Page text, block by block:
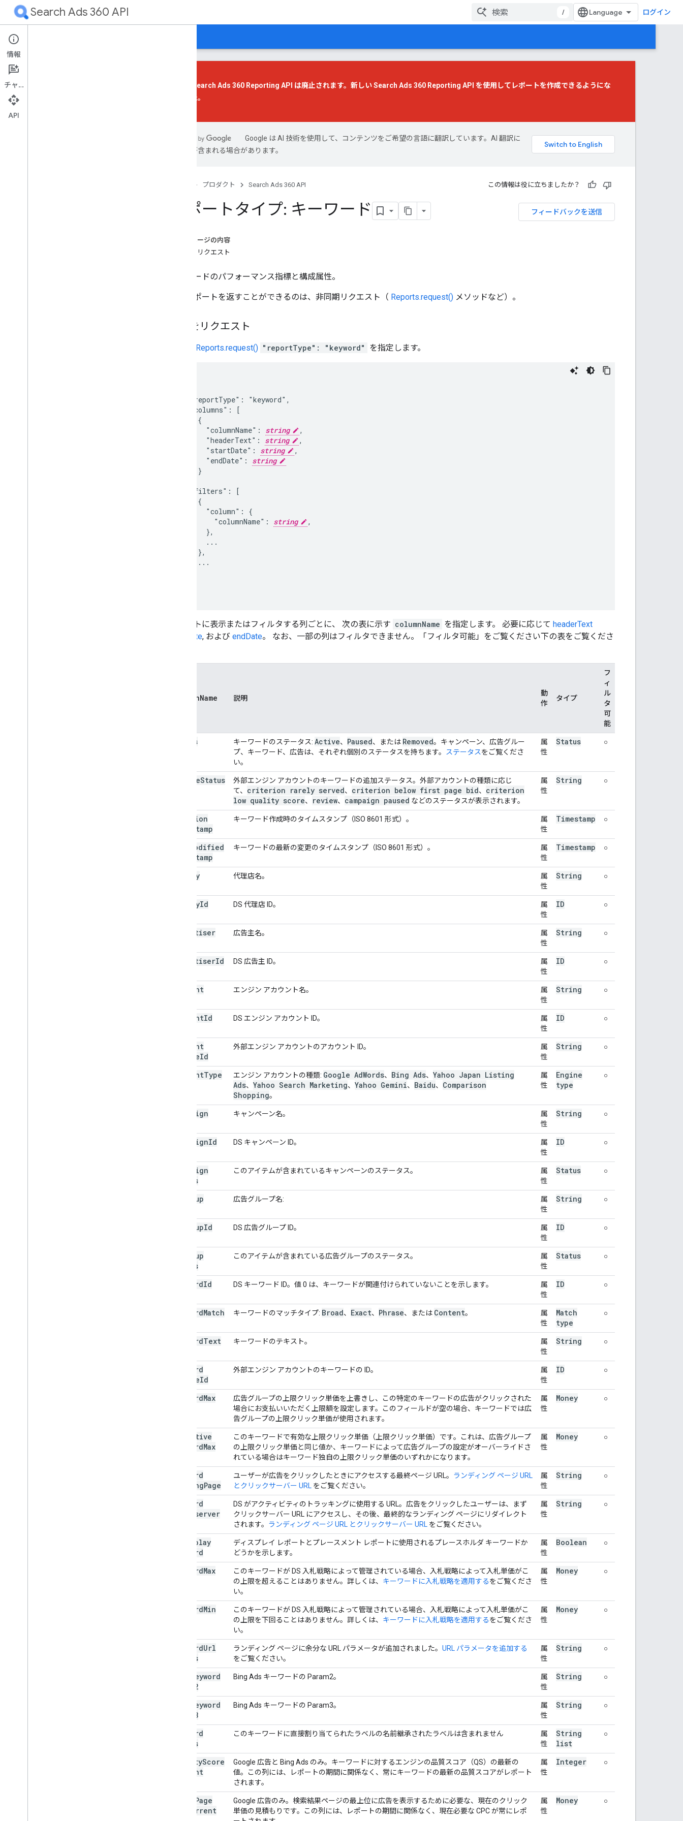
Search Ads 360 API / ログイン
概要
開始する
以前の Search Ads 360 Reporting API は廃止されます。 新しい Search Ads 360 Reporting API を使用してレポートを作成できるようにな
りました。
Google は AI 技術を使用して、コンテンツをご希望の言語に翻訳しています。AI 翻訳に
は誤りが含まれる場合があります。
プロダクト Search Ads 360 API この情報は役に立ちましたか？
フィードバックを送信
レポートタイプ: キーワード
このページの内容
抜粋をリクエスト
キーワードのパフォーマンス指標と構成属性。
このレポートを返すことができるのは、非同期リクエスト（ Reports.request() メソッドなど）。
抜粋をリクエスト
Reports.request() "reportType": "keyword" を指定します。
  "reportType": "keyword",
  "columns": [
    {
      "columnName":
string
,
      "headerText":
string
,
      "startDate":
string
,
      "endDate":
string
    }
  "filters": [
    {
      "column": {
        "columnName":
string
,
      },
      ...
    },
    ...
レポートに表示またはフィルタする列ごとに、 次の表に示す columnName を指定します。 必要に応じて headerText
startDate, および endDate。 なお、一部の列はフィルタできません。「フィルタ可能」をご覧ください下の表をご覧くださ
columnName 説明
動
作
タイプ
フ
ィ
ル
タ
可
能
status キーワードのステータス: Active、 Paused、または Removed。キャンペーン、広告グルー
プ、キーワード、広告は、それぞれ個別のステータスを持ちます。
ステータスをご覧くださ
い。
属
性
Status ○
engineStatus
外部エンジン アカウントのキーワードの追加ステータス。外部アカウントの種類に応じ
て、 criterion rarely served、 criterion below first page bid、 criterion
low quality score、 review、 campaign paused などのステータスが表示されます。
属
性
String ○
creation
Timestamp
キーワード作成時のタイムスタンプ（ISO 8601 形式）。
属
性
Timestamp ○
Modified
Timestamp
キーワードの最新の変更のタイムスタンプ（ISO 8601 形式）。
属
性
Timestamp ○
agency 代理店名。
属
性
String ○
agencyId DS 代理店 ID。
属
性
ID ○
advertiser 広告主名。
属
性
String ○
advertiserId DS 広告主 ID。
属
性
ID ○
account エンジン アカウント名。
属
性
String ○
accountId DS エンジン アカウント ID。
属
性
ID ○
account
EngineId
外部エンジン アカウントのアカウント ID。
属
性
String ○
accountType エンジン アカウントの種類: Google AdWords、 Bing Ads、 Yahoo Japan Listing
Ads、 Yahoo Search Marketing、 Yahoo Gemini、 Baidu、 Comparison
Shopping。
属
性
Engine
type
○
campaign キャンペーン名。
属
性
String ○
campaignId DS キャンペーン ID。
属
性
ID ○
campaign
Status
このアイテムが含まれているキャンペーンのステータス。
属
性
Status ○
Group 広告グループ名:
属
性
String ○
GroupId DS 広告グループ ID。
属
性
ID ○
Group
Status
このアイテムが含まれている広告グループのステータス。
属
性
Status ○
keywordId DS キーワード ID。値 0 は、キーワードが関連付けられていないことを示します。
属
性
ID ○
keywordMatch
キーワードのマッチタイプ: Broad、 Exact、 Phrase、または Content。
属
性
Match
type
○
keywordText キーワードのテキスト。
属
性
String ○
keyword
EngineId
外部エンジン アカウントのキーワードの ID。
属
性
ID ○
keywordMax
広告グループの上限クリック単価を上書きし、この特定のキーワードの広告がクリックされた
場合にお支払いいただく上限額を設定します。このフィールドが空の場合、キーワードでは広
告グループの上限クリック単価が使用されます。
属
性
Money ○
effective
KeywordMax
このキーワードで有効な上限クリック単価（上限クリック単価）です。これは、広告グループ
の上限クリック単価と同じ値か、キーワードによって広告グループの設定がオーバーライドさ
れている場合はキーワード独自の上限クリック単価のいずれかになります。
属
性
Money ○
keyword
LandingPage
ユーザーが広告をクリックしたときにアクセスする最終ページ URL。 ランディング ページ URL
とクリックサーバー URL をご覧ください。
属
性
String ○
keyword
Clickserver
DS がアクティビティのトラッキングに使用する URL。広告をクリックしたユーザーは、まず
クリックサーバー URL にアクセスし、その後、最終的なランディング ページにリダイレクト
されます。 ランディング ページ URL とクリックサーバー URL をご覧ください。
属
性
String ○
Display
Keyword
ディスプレイ レポートとプレースメント レポートに使用されるプレースホルダ キーワードか
どうかを示します。
属
性
Boolean ○
keywordMax
このキーワードが DS 入札戦略によって管理されている場合、入札戦略によって入札単価がこ
の上限を超えることはありません。詳しくは、 キーワードに入札戦略を適用するをご覧くださ
い。
属
性
Money ○
keywordMin
このキーワードが DS 入札戦略によって管理されている場合、入札戦略によって入札単価がこ
の上限を下回ることはありません。詳しくは、 キーワードに入札戦略を適用するをご覧くださ
い。
属
性
Money ○
keywordUrl
Params
ランディング ページに余分な URL パラメータが追加されました。 URL パラメータを追加する
をご覧ください。
属
性
String ○
Keyword
Param2
Bing Ads キーワードの Param2。
属
性
String ○
Keyword
Param3
Bing Ads キーワードの Param3。
属
性
String ○
keyword
Labels
このキーワードに直接割り当てられたラベルの名前継承されたラベルは含まれません
属
性
String
list
○
qualityScore
Current
Google 広告と Bing Ads のみ。キーワードに対するエンジンの品質スコア（QS）の最新の
値。この列には、レポートの期間に関係なく、常にキーワードの最新の品質スコアがレポート
されます。
属
性
Integer ○
Page
Current
Google 広告のみ。検索結果ページの最上位に広告を表示するために必要な、現在のクリック
単価の見積もりです。この列には、レポートの期間に関係なく、現在必要な CPC が常にレポ
属
性
Money ○
情報
チャット
API